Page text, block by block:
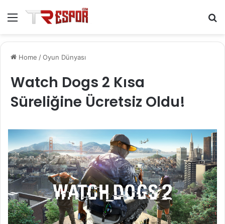
Home /Oyun Dünyası
Watch Dogs 2 Kısa
Süreliğine Ücretsiz Oldu!